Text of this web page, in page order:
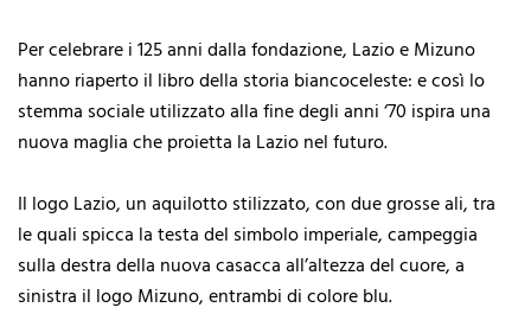
Per celebrare i 125 anni dalla fondazione, Lazio e Mizuno
hanno riaperto il libro della storia biancoceleste: e così lo
stemma sociale utilizzato alla fine degli anni ‘70 ispira una
nuova maglia che proietta la Lazio nel futuro.
Il logo Lazio, un aquilotto stilizzato, con due grosse ali, tra
le quali spicca la testa del simbolo imperiale, campeggia
sulla destra della nuova casacca all’altezza del cuore, a
sinistra il logo Mizuno, entrambi di colore blu.